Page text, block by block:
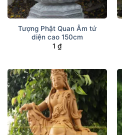
Tượng Phật Quan Âm tứ
diện cao 150cm
1 ₫